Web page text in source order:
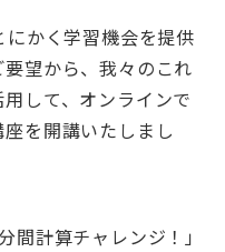
にかく学習機会を提供
望から、我々のこれ
して、オンラインで
を開講いたしまし
間計算チャレンジ！」